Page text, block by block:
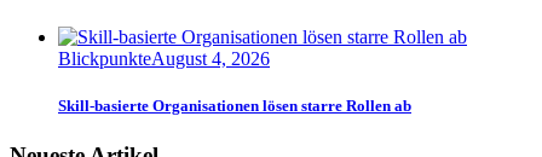
BlickpunkteAugust 4, 2026
Skill-basierte Organisationen lösen starre Rollen ab